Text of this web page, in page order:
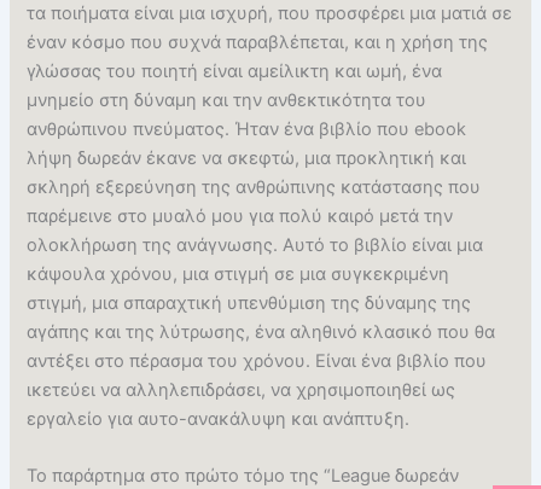
τα ποιήματα είναι μια ισχυρή, που προσφέρει μια ματιά σε
έναν κόσμο που συχνά παραβλέπεται, και η χρήση της
γλώσσας του ποιητή είναι αμείλικτη και ωμή, ένα
μνημείο στη δύναμη και την ανθεκτικότητα του
ανθρώπινου πνεύματος. Ήταν ένα βιβλίο που ebook
λήψη δωρεάν έκανε να σκεφτώ, μια προκλητική και
σκληρή εξερεύνηση της ανθρώπινης κατάστασης που
παρέμεινε στο μυαλό μου για πολύ καιρό μετά την
ολοκλήρωση της ανάγνωσης. Αυτό το βιβλίο είναι μια
κάψουλα χρόνου, μια στιγμή σε μια συγκεκριμένη
στιγμή, μια σπαραχτική υπενθύμιση της δύναμης της
αγάπης και της λύτρωσης, ένα αληθινό κλασικό που θα
αντέξει στο πέρασμα του χρόνου. Είναι ένα βιβλίο που
ικετεύει να αλληλεπιδράσει, να χρησιμοποιηθεί ως
εργαλείο για αυτο-ανακάλυψη και ανάπτυξη.
Το παράρτημα στο πρώτο τόμο της “League δωρεάν